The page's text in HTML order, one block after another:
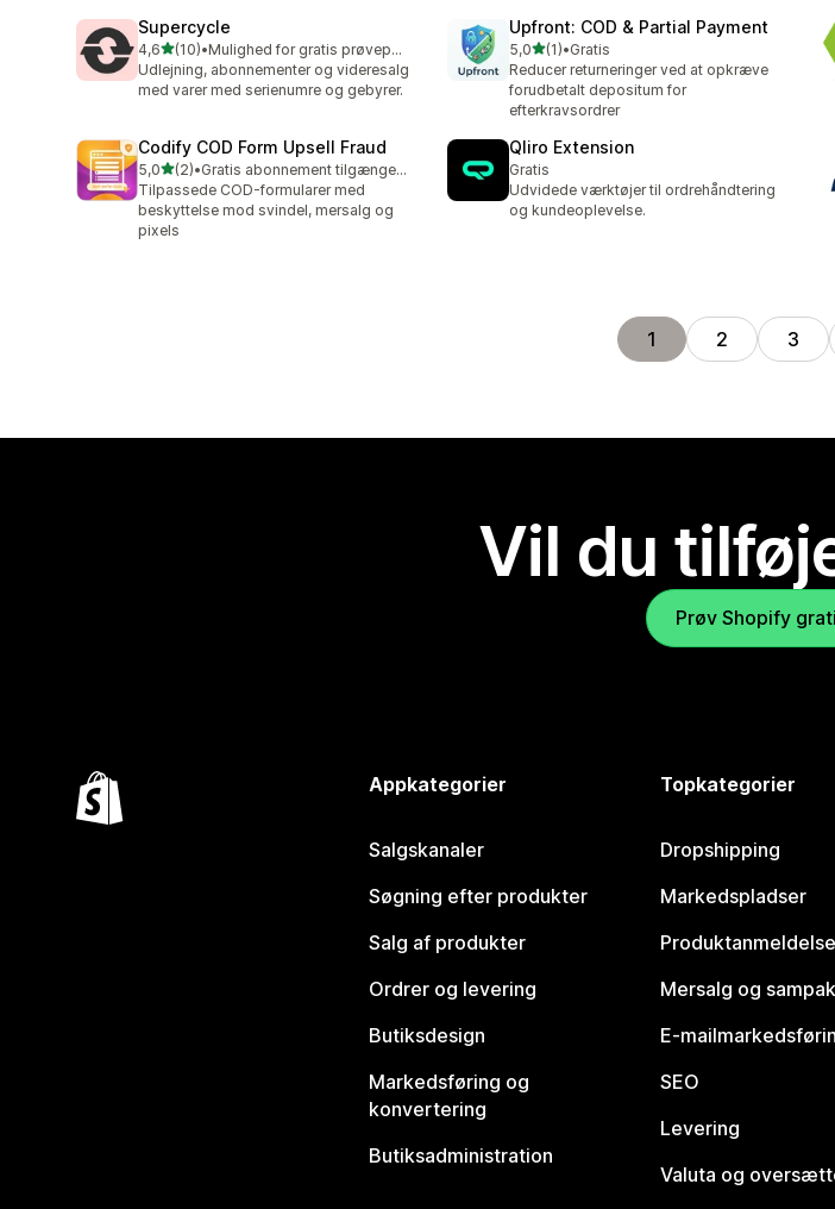
Supercycle
4,6ud af 5 stjerner
(10)
10 anmeldelser i alt
•
Mulighed for gratis prøveperiode
Udlejning, abonnementer og videresalg
med varer med serienumre og gebyrer.
Upfront: COD & Partial Payment
5,0ud af 5 stjerner
(1)
1 anmeldelser i alt
•Gratis
Reducer returneringer ved at opkræve
forudbetalt depositum for
efterkravsordrer
Codify COD Form Upsell Fraud
5,0ud af 5 stjerner
(2)
2 anmeldelser i alt
•
Gratis abonnement tilgængeligt
Tilpassede COD-formularer med
beskyttelse mod svindel, mersalg og
pixels
Qliro Extension
Gratis
Udvidede værktøjer til ordrehåndtering
og kundeoplevelse.
1 2 3
Vil du
Prøv Shopify
Appkategorier
Salgskanaler
Søgning efter produkter
Salg af produkter
Ordrer og levering
Butiksdesign
Markedsføring og
konvertering
Butiksadministration
Topkategorier
Dropshipping
Markedspladser
Mersalg og sampak
E-
SEO
Levering
Valuta og